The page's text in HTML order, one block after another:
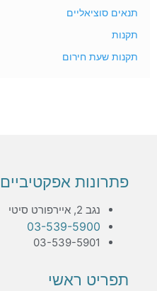
תנאים סוציאליים
תקנות
תקנות שעת חירום
פתרונות אפקטיביים
נגב 2, איירפורט סיטי
03-539-5900
03-539-5901
תפריט ראשי